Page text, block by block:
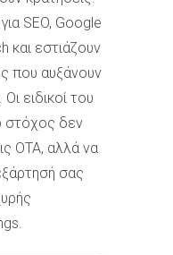
SEO, Google
και εστιάζουν
που αυξάνουν
ειδικοί του
στόχος δεν
OTA, αλλά να
σας